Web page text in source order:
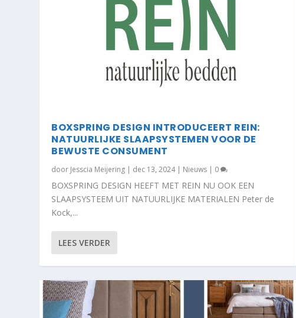
BOXSPRING DESIGN INTRODUCEERT REIN:
NATUURLIJKE SLAAPSYSTEMEN VOOR DE
BEWUSTE CONSUMENT
door Jesscia Meijering | dec 13, 2024| Nieuws | 0
BOXSPRING DESIGN HEEFT MET REIN NU OOK EEN
SLAAPSYSTEEM UIT NATUURLIJKE MATERIALEN Peter de
Kock,...
LEES VERDER